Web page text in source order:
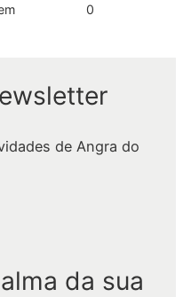
0
de Angra do
da sua